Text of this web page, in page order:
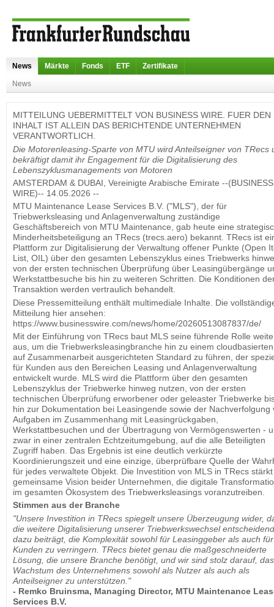
News Märkte Fonds ETF Zertifikate
News
MITTEILUNG UEBERMITTELT VON BUSINESS WIRE. FUER DEN
INHALT IST ALLEIN DAS BERICHTENDE UNTERNEHMEN
VERANTWORTLICH.
Die Motorenleasing-Sparte von MTU wird Anteilseigner von TRecs
bekräftigt damit ihr Engagement für die Digitalisierung des
Lebenszyklusmanagements von Motoren
AMSTERDAM & DUBAI, Vereinigte Arabische Emirate --(BUSINESS
WIRE)-- 14.05.2026 --
MTU Maintenance Lease Services B.V. ("MLS"), der für
Triebwerksleasing und Anlagenverwaltung zuständige
Geschäftsbereich von MTU Maintenance, gab heute eine
Minderheitsbeteiligung an TRecs (trecs.aero) bekannt. TRecs ist
Plattform zur Digitalisierung der Verwaltung offener Punkte (Open
List, OIL) über den gesamten Lebenszyklus eines Triebwerks
von der ersten technischen Überprüfung über Leasingübergänge
Werkstattbesuche bis hin zu weiteren Schritten. Die Konditionen
Transaktion werden vertraulich behandelt.
Diese Pressemitteilung enthält multimediale Inhalte. Die
Mitteilung hier ansehen:
https://www.businesswire.com/news/home/20260513087837/de/
Mit der Einführung von TRecs baut MLS seine führende Rolle
aus, um die Triebwerksleasingbranche hin zu einem
auf Zusammenarbeit ausgerichteten Standard zu führen, der
für Kunden aus den Bereichen Leasing und Anlagenverwaltung
entwickelt wurde. MLS wird die Plattform über den gesamten
Lebenszyklus der Triebwerke hinweg nutzen, von der ersten
technischen Überprüfung erworbener oder geleaster Triebwerke
hin zur Dokumentation bei Leasingende sowie der Nachverfolgung
Aufgaben im Zusammenhang mit Leasingrückgaben,
Werkstattbesuchen und der Übertragung von Vermögenswerten -
zwar in einer zentralen Echtzeitumgebung, auf die alle Beteiligten
Zugriff haben. Das Ergebnis ist eine deutlich verkürzte
Koordinierungszeit und eine einzige, überprüfbare Quelle der
für jedes verwaltete Objekt. Die Investition von MLS in TRecs
gemeinsame Vision beider Unternehmen, die digitale
im gesamten Ökosystem des Triebwerksleasings voranzutreiben.
Stimmen aus der Branche
"Unsere Investition in TRecs spiegelt unsere Überzeugung wider,
die weitere Digitalisierung unserer Triebwerkswechsel entscheidend
dazu beiträgt, die Komplexität sowohl für Leasinggeber als auch für
Kunden zu verringern. TRecs bietet genau die maßgeschneiderte
Lösung, die unsere Branche benötigt, und wir sind stolz darauf, das
Wachstum des Unternehmens sowohl als Nutzer als auch als
Anteilseigner zu unterstützen."
- Remko Bruinsma, Managing Director, MTU Maintenance
Services B.V.